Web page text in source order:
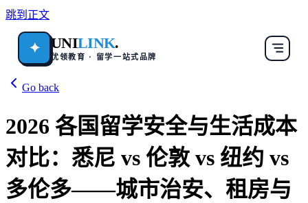
跳到正文
✦ UNILINK.
优领教育 · 留学一站式品牌
Go back
2026 各国留学安全与生活成本
对比：悉尼 vs 伦敦 vs 纽约 vs
多伦多——城市治安、租房与